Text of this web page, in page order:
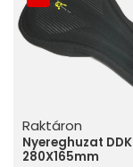
Raktáron
Nyereghuzat DDK
280X165mm